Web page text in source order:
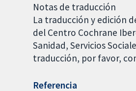
Notas de traducción
La traducción y edición
del Centro Cochrane
Sanidad, Servicios
traducción, por favor,
Referencia